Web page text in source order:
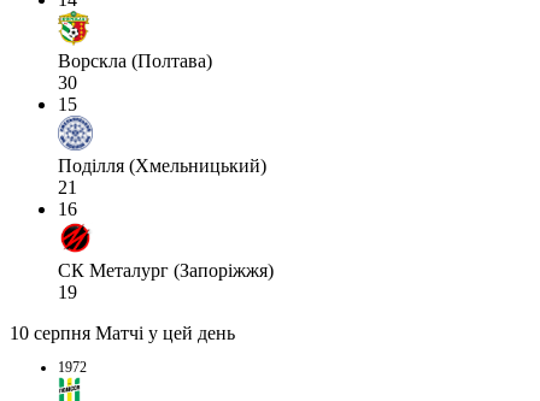
Ворскла (Полтава)
30
15
Поділля (Хмельницький)
21
16
СК Металург (Запоріжжя)
19
10 серпня Матчі у цей день
1972